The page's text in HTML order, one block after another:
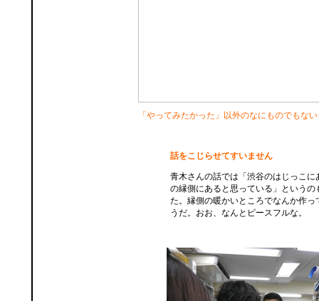
「やってみたかった」以外のなにものでもな
話をこじらせてすいません
青木さんの話では「渋谷のはじっこに
の縁側にあると思っている」というの
た。縁側の暖かいところでなんか作っ
うだ。おお、なんとピースフルな。